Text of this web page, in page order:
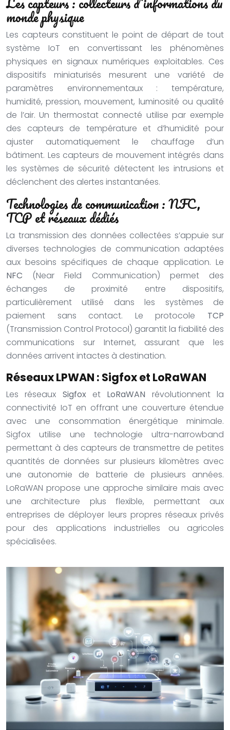
monde physique
Les capteurs constituent le point de départ de tout
système IoT en convertissant les phénomènes
physiques en signaux numériques exploitables. Ces
dispositifs miniaturisés mesurent une variété de
paramètres environnementaux : température,
humidité, pression, mouvement, luminosité ou qualité
de l’air. Un thermostat connecté utilise par exemple
des capteurs de température et d’humidité pour
ajuster automatiquement le chauffage d’un
bâtiment. Les capteurs de mouvement intégrés dans
les systèmes de sécurité détectent les intrusions et
déclenchent des alertes instantanées.
Technologies de communication : NFC,
TCP et réseaux dédiés
La transmission des données collectées s’appuie sur
diverses technologies de communication adaptées
aux besoins spécifiques de chaque application. Le
NFC (Near Field Communication) permet des
échanges de proximité entre dispositifs,
particulièrement utilisé dans les systèmes de
paiement sans contact. Le protocole TCP
(Transmission Control Protocol) garantit la fiabilité des
communications sur Internet, assurant que les
données arrivent intactes à destination.
Réseaux LPWAN : Sigfox et LoRaWAN
Les réseaux Sigfoxet LoRaWAN révolutionnent la
connectivité IoT en offrant une couverture étendue
avec une consommation énergétique minimale.
Sigfox utilise une technologie ultra-narrowband
permettant à des capteurs de transmettre de petites
quantités de données sur plusieurs kilomètres avec
une autonomie de batterie de plusieurs années.
LoRaWAN propose une approche similaire mais avec
une architecture plus flexible, permettant aux
entreprises de déployer leurs propres réseaux privés
pour des applications industrielles ou agricoles
spécialisées.